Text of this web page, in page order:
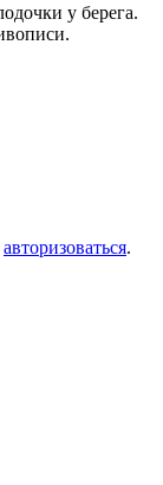
у берега.
авторизоваться.